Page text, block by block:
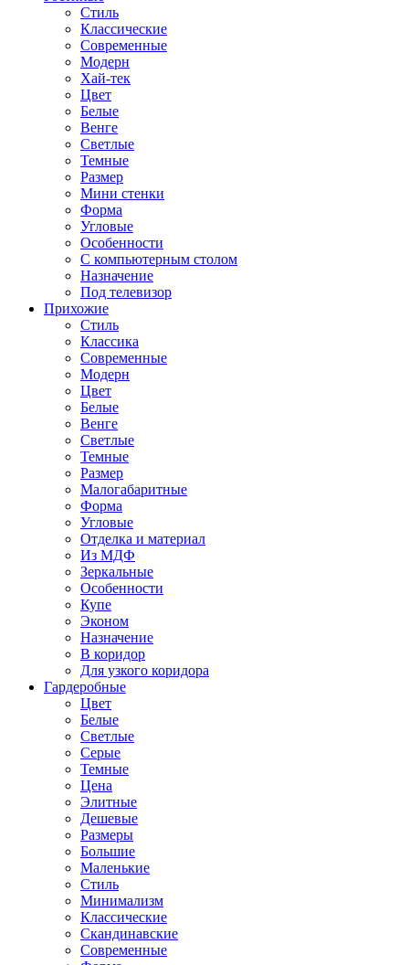
Стиль
Классические
Современные
Модерн
Хай-тек
Цвет
Белые
Венге
Светлые
Темные
Размер
Мини стенки
Форма
Угловые
Особенности
С компьютерным столом
Назначение
Под телевизор
Прихожие
Стиль
Классика
Современные
Модерн
Цвет
Белые
Венге
Светлые
Темные
Размер
Малогабаритные
Форма
Угловые
Отделка и материал
Из МДФ
Зеркальные
Особенности
Купе
Эконом
Назначение
В коридор
Для узкого коридора
Гардеробные
Цвет
Белые
Светлые
Серые
Темные
Цена
Элитные
Дешевые
Размеры
Большие
Маленькие
Стиль
Минимализм
Классические
Скандинавские
Современные